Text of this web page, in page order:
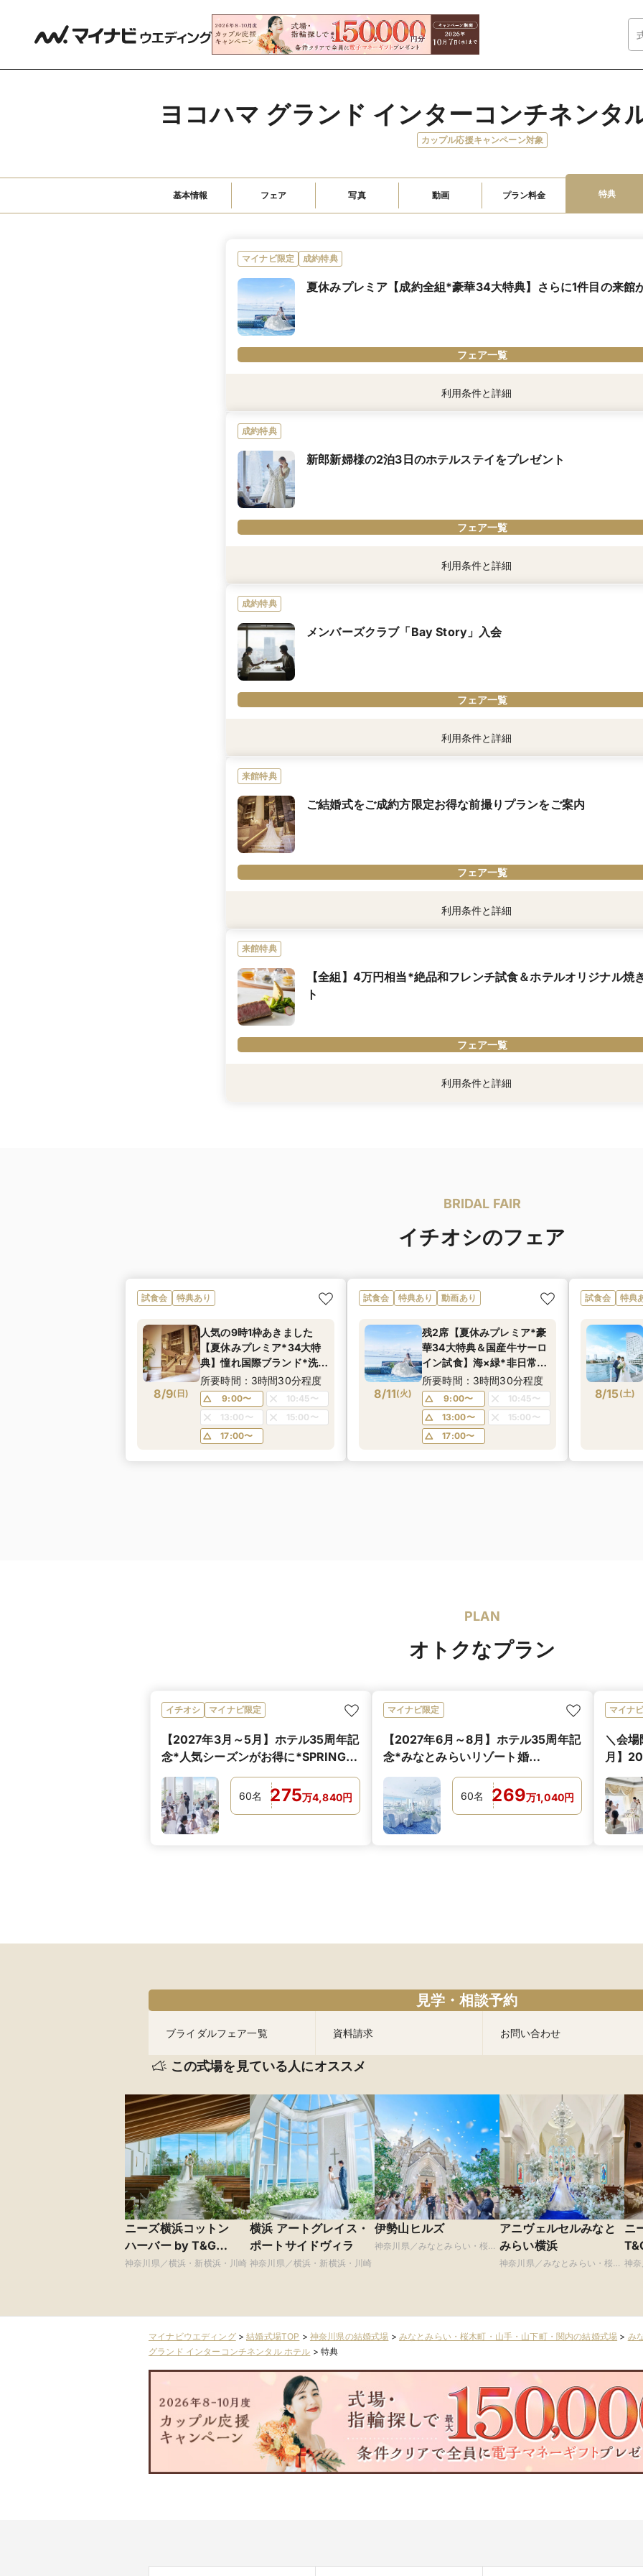
ヨコハマ グランド インターコンチネンタ
カップル応援キャンペーン対象
基本情報 フェア 写真 動画 プラン料金 特典
マイナビ限定 成約特典
夏休みプレミア【成約全組*豪華34大特典】さらに1件目の来館
フェア一覧
内容詳細
・ドレス＆タキシード計最大55万円OFF
・準備期間に使えるホテル宿泊券プレゼント
＼全組対象*豪華34大特典／
・美容5万5000円OFF
・列席ゲスト宿泊ご優待
and more…
＼さらに、60名様以上招待で／
・フラワーシャワー×人数分プレゼント
・披露宴中のピアノ生演奏プレゼント
※「マイナビ限定特典」は、マイナビウエディング経由で会場の見学・フェア参加予約やお問い合わせ
にのみ適用されます。
利用条件と詳細
成約特典
新郎新婦様の2泊3日のホテルステイをプレゼント
フェア一覧
特別な日を迎えるおふたりへ、高層フロアプレミアムルームでのご宿泊をプレゼントいたします。
人気のオーシャンビューレストランでの朝食ブッフェ付♪
まるで旅へでかけるように、海辺のリゾートホテルで贅沢な3日間をお過ごしください。
利用条件と詳細
成約特典
メンバーズクラブ「Bay Story」入会
フェア一覧
【当ホテルで結婚式を挙げられた新郎新婦様限定】
ホテルレストランでのお食事や、ご宿泊で利用いただける特別なご優待をご用意しております。
横浜のシンボリックホテルを、おふたりとご家族の「原点」に。
何十年先まで、おふたりの人生に寄り添ってまいります。
利用条件と詳細
来館特典
ご結婚式をご成約方限定お得な前撮りプランをご案内
フェア一覧
内容詳細
特別な前撮りが叶う♪沢山のフォトスポットで、ゆっくり撮影したいおふたりにおすすめです◎
利用条件と詳細
来館特典
【全組】4万円相当*絶品和フレンチ試食＆ホテルオリジナル焼
ト
フェア一覧
利用条件と詳細
BRIDAL FAIR
イチオシのフェア
試食会 特典あり
8/9( 日)
人気の9時1枠あきました
【夏休みプレミア*34大特
典】憧れ国際ブランド*洗練
空間×美食*大人のおもてな
し婚《年イチお得なBIG
フェア！ドレス優待＆宿泊
プレゼントも！》
所要時間：3時間30分程度
9:00〜
10:45〜
13:00〜
15:00〜
17:00〜
試食会 特典あり 動画あり
8/11(火)
残2席【夏休みプレミア*豪
華34大特典＆国産牛サーロ
イン試食】海×緑*非日常感
溢れるみなとみらい絶景
《年イチお得なBIGフェ
ア！ドレス優待＆宿泊券プ
レゼントも！》
所要時間：3時間30分程度
9:00〜
10:45〜
13:00〜
15:00〜
17:00〜
試食会 特典
8/15(土)
PLAN
オトクなプラン
イチオシ マイナビ限定
【2027年3月～5月】ホテル35周年記
念*人気シーズンがお得に*SPRING
PLAN
60名 275万4,840円
マイナビ限定
【2027年6月～8月】ホテル35周年記
念*みなとみらいリゾート婚
*SUMMER PLAN
60名 269万1,040円
マイナ
＼会
月】
ティプ
見学・相談予約
ブライダルフェア一覧 資料請求 お問い合わせ
この式場を見ている人にオススメ
ニーズ横浜コットン
ハーバー by T&G
WEDDING(旧 コットン
神奈川県／横浜・新横浜・川崎
横浜 アートグレイス・
ポートサイドヴィラ
神奈川県／横浜・新横浜・川崎
伊勢山ヒルズ
神奈川県／みなとみらい・桜木
アニヴェルセルみなと
みらい横浜
神奈川県／みなとみらい・桜木
ニ
手
神
マイナビウエディング>結婚式場TOP > 神奈川県の結婚式場 > みなとみらい・桜木町・山手・山下町・関内の結婚式場 > み
グランド インターコンチネンタル ホテル > 特典